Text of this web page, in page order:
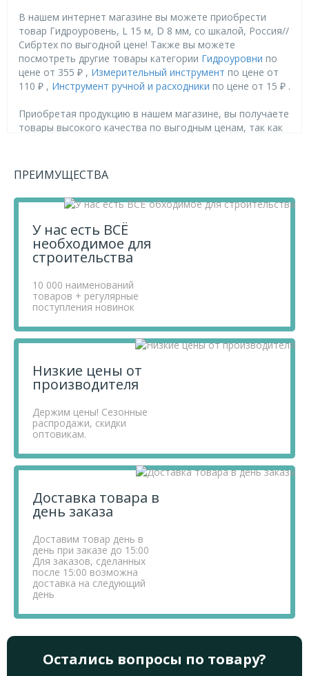
В нашем интернет магазине вы можете приобрести
товар Гидроуровень, L 15 м, D 8 мм, со шкалой, Россия//
Сибртех по выгодной цене! Также вы можете
посмотреть другие товары категории Гидроуровни по
цене от 355 ₽ , Измерительный инструмент по цене от
110 ₽ , Инструмент ручной и расходники по цене от 15 ₽ .
Приобретая продукцию в нашем магазине, вы получаете
товары высокого качества по выгодным ценам, так как
поставщиков.
Чтобы купить товар Гидроуровень, L 15 м, D 8 мм, со
шкалой, Россия// Сибртех, перенесите его в «Корзину» и
оформите свой заказ.
Если у вас остались вопросы, вы можете задать их по
телефону +7 812 740 68 02
сайте.
ПРЕИМУЩЕСТВА
У нас есть ВСЁ
необходимое для
строительства
10 000 наименований
товаров + регулярные
поступления новинок
Низкие цены от
производителя
Держим цены! Сезонные
распродажи, скидки
оптовикам.
Доставка товара в
день заказа
Доставим товар день в
день при заказе до 15:00
Для заказов, сделанных
после 15:00 возможна
доставка на следующий
день
Остались вопросы по товару?